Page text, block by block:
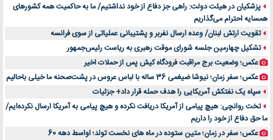
اهمیت انتخاب بهترین وکیل در سعادت آباد برای پرونده‌های حساس و کلان
لیفتراک صفر؛ راهنمای جامع خرید، قیمت و فروش در ایران
راهنمای جامع بهترین کفش ورزشی برای دویدن و استفاده روزمره | بررسی ۱۲ مدل برتر
پزشکیان در هیئت دولت: راهی جز دفاع از خود نداشتیم/ ما به حاکمیت همه کشورهای
همسایه احترام می‌گذاریم
تقویت ارتش لبنان/ وعده ارسال نفربر و پشتیبانی عملیاتی از سوی فرانسه
تشکیل چهارمین جلسه شورای موقت رهبری به ریاست رئیس‌جمهور
عکس؛ وضعیت برج مراقبت فرودگاه کیش پس از حملات اخیر
عکس؛ سفر زمان؛ نیوشا ضیغمی 36 ساله با لباس عروس در پشت‌صحنه ما خیلی باحالیم
سپاه یک نفتکش آمریکایی را هدف حمله قرار داد+ جزئیات
تخت روانچی: هیچ پیامی از آمریکا دریافت نکرده و هیچ پیامی به آمریکا ارسال نکرده‌ایم/
ما حق دفاع از خود را داریم
عکس؛ سفر در زمان؛ متین ستوده در ماه های نخست تولد؛ اواسط دهه 60